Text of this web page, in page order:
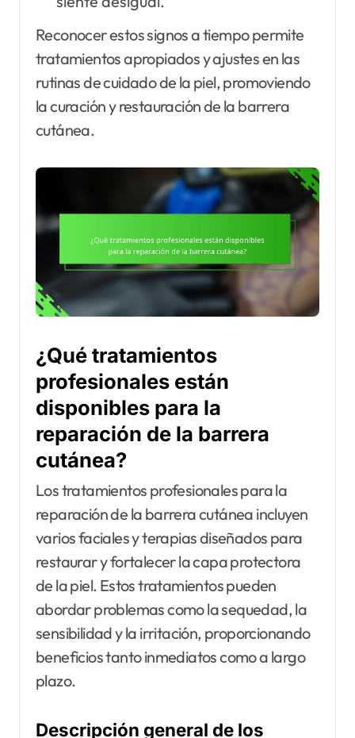
Reconocer estos signos a tiempo permite
tratamientos apropiados y ajustes en las
rutinas de cuidado de la piel, promoviendo
la curación y restauración de la barrera
cutánea.
¿Qué tratamientos
profesionales están
disponibles para la
reparación de la barrera
cutánea?
Los tratamientos profesionales para la
reparación de la barrera cutánea incluyen
varios faciales y terapias diseñados para
restaurar y fortalecer la capa protectora
de la piel. Estos tratamientos pueden
abordar problemas como la sequedad, la
sensibilidad y la irritación, proporcionando
beneficios tanto inmediatos como a largo
plazo.
Descripción general de los